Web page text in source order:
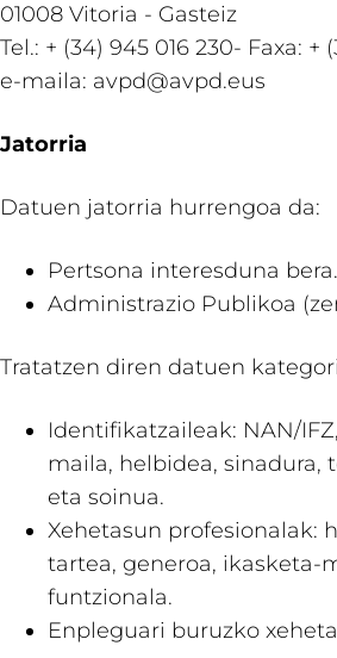
01008 Vitoria - Gasteiz
Tel.: + (34) 945 016 230- Faxa: +
e-maila: avpd@avpd.eus
Jatorria
Datuen jatorria hurrengoa da:
Pertsona interesduna bera.
Administrazio Publikoa
Tratatzen diren datuen
Identifikatzaileak: NAN/
maila, helbidea, sinadura,
eta soinua.
Xehetasun profesionalak:
tartea, generoa, ikasketa-
funtzionala.
Enpleguari buruzko